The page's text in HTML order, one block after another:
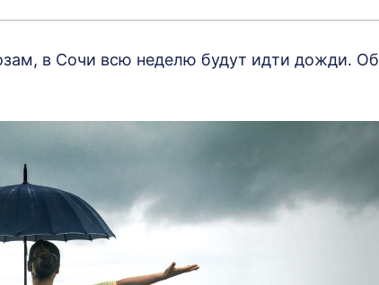
в Сочи всю неделю будут идти дожди. Об